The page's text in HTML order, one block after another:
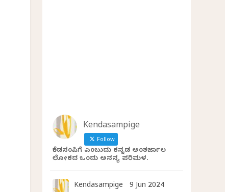
Kendasampige
Follow
ಕೆಂಡಸಂಪಿಗೆ ಎಂಬುದು ಕನ್ನಡ ಅಂತರ್ಜಾಲ
ಲೋಕದ ಒಂದು ಅನನ್ಯ ಪರಿಮಳ.
Kendasampige 9 Jun 2024